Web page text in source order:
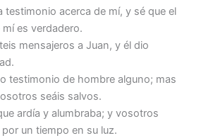
testimonio acerca de mí, y sé que el
es verdadero.
mensajeros a Juan, y él dio
testimonio de hombre alguno; mas
seáis salvos.
ardía y alumbraba; y vosotros
un tiempo en su luz.